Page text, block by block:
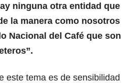
ninguna otra entidad que
la manera como nosotros
Nacional del Café que son
este tema es de sensibilidad